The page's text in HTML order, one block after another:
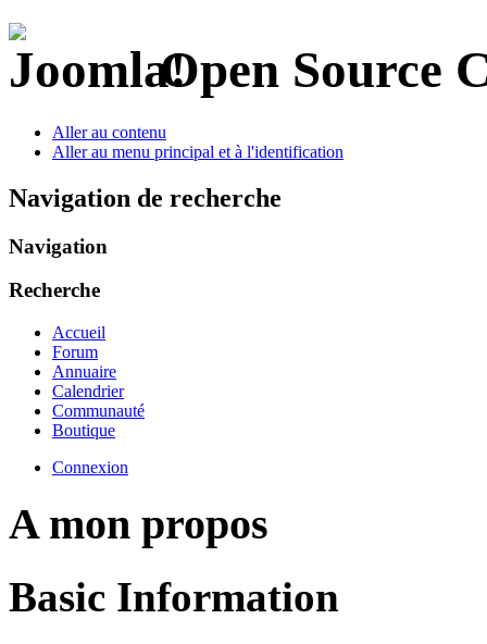
Open Source
Aller au contenu
Aller au menu principal et à l'identification
Navigation de recherche
Navigation
Recherche
Accueil
Forum
Annuaire
Calendrier
Communauté
Boutique
Connexion
A mon propos
Basic Information